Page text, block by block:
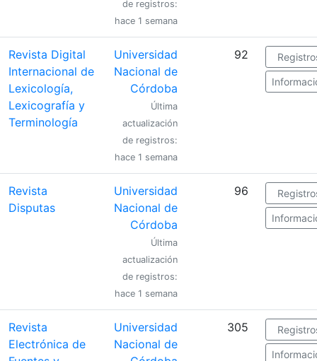
de registros:
hace 1 semana
Revista Digital
Internacional de
Lexicología,
Lexicografía y
Terminología
Universidad
Nacional de
Córdoba
Última
actualización
de registros:
hace 1 semana
92
Revista
Disputas
Universidad
Nacional de
Córdoba
Última
actualización
de registros:
hace 1 semana
96
Revista
Electrónica de
Universidad
Nacional de
305